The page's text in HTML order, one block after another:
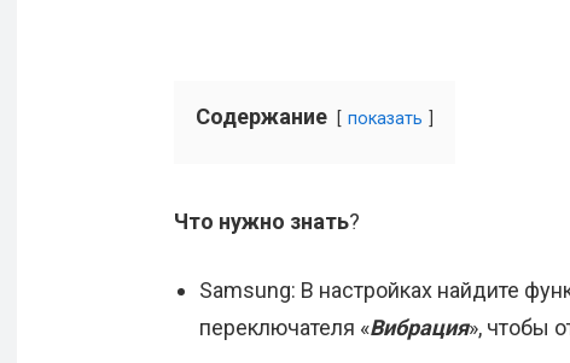
Содержание показать
Что нужно знать?
Samsung: В настройках найдите
переключателя «Вибрация», чтобы